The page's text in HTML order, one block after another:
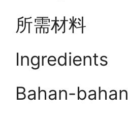
所需材料
Ingredients
Bahan-bahan